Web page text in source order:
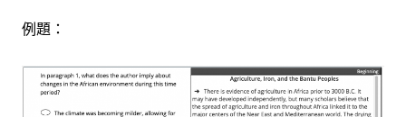
例題：